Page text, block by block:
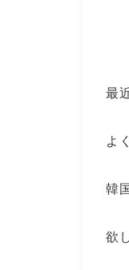
最
よ
韓
欲